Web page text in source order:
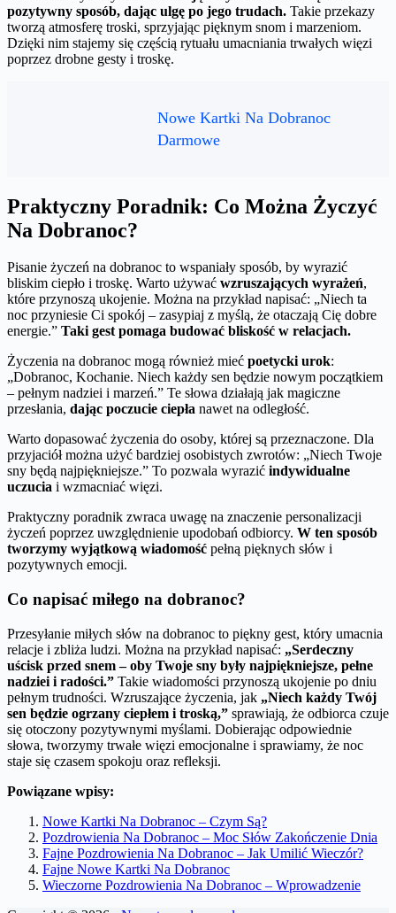
pozytywny sposób, dając ulgę po jego trudach. Takie przekazy
tworzą atmosferę troski, sprzyjając pięknym snom i marzeniom.
Dzięki nim stajemy się częścią rytuału umacniania trwałych więzi
poprzez drobne gesty i troskę.
Nowe Kartki Na Dobranoc
Darmowe
Praktyczny Poradnik: Co Można Życzyć
Na Dobranoc?
Pisanie życzeń na dobranoc to wspaniały sposób, by wyrazić
bliskim ciepło i troskę. Warto używać wzruszających wyrażeń,
które przynoszą ukojenie. Można na przykład napisać: „Niech ta
noc przyniesie Ci spokój – zasypiaj z myślą, że otaczają Cię dobre
energie.” Taki gest pomaga budować bliskość w relacjach.
Życzenia na dobranoc mogą również mieć poetycki urok:
„Dobranoc, Kochanie. Niech każdy sen będzie nowym początkiem
– pełnym nadziei i marzeń.” Te słowa działają jak magiczne
przesłania, dając poczucie ciepła nawet na odległość.
Warto dopasować życzenia do osoby, której są przeznaczone. Dla
przyjaciół można użyć bardziej osobistych zwrotów: „Niech Twoje
sny będą najpiękniejsze.” To pozwala wyrazić indywidualne
uczucia i wzmacniać więzi.
Praktyczny poradnik zwraca uwagę na znaczenie personalizacji
życzeń poprzez uwzględnienie upodobań odbiorcy. W ten sposób
tworzymy wyjątkową wiadomość pełną pięknych słów i
pozytywnych emocji.
Co napisać miłego na dobranoc?
Przesyłanie miłych słów na dobranoc to piękny gest, który umacnia
relacje i zbliża ludzi. Można na przykład napisać: „Serdeczny
uścisk przed snem – oby Twoje sny były najpiękniejsze, pełne
nadziei i radości.” Takie wiadomości przynoszą ukojenie po dniu
pełnym trudności. Wzruszające życzenia, jak „Niech każdy Twój
sen będzie ogrzany ciepłem i troską,” sprawiają, że odbiorca czuje
się otoczony pozytywnymi myślami. Dobierając odpowiednie
słowa, tworzymy trwałe więzi emocjonalne i sprawiamy, że noc
staje się czasem spokoju oraz refleksji.
Powiązane wpisy:
Nowe Kartki Na Dobranoc – Czym Są?
Pozdrowienia Na Dobranoc – Moc Słów Zakończenie Dnia
Fajne Pozdrowienia Na Dobranoc – Jak Umilić Wieczór?
Fajne Nowe Kartki Na Dobranoc
Wieczorne Pozdrowienia Na Dobranoc – Wprowadzenie